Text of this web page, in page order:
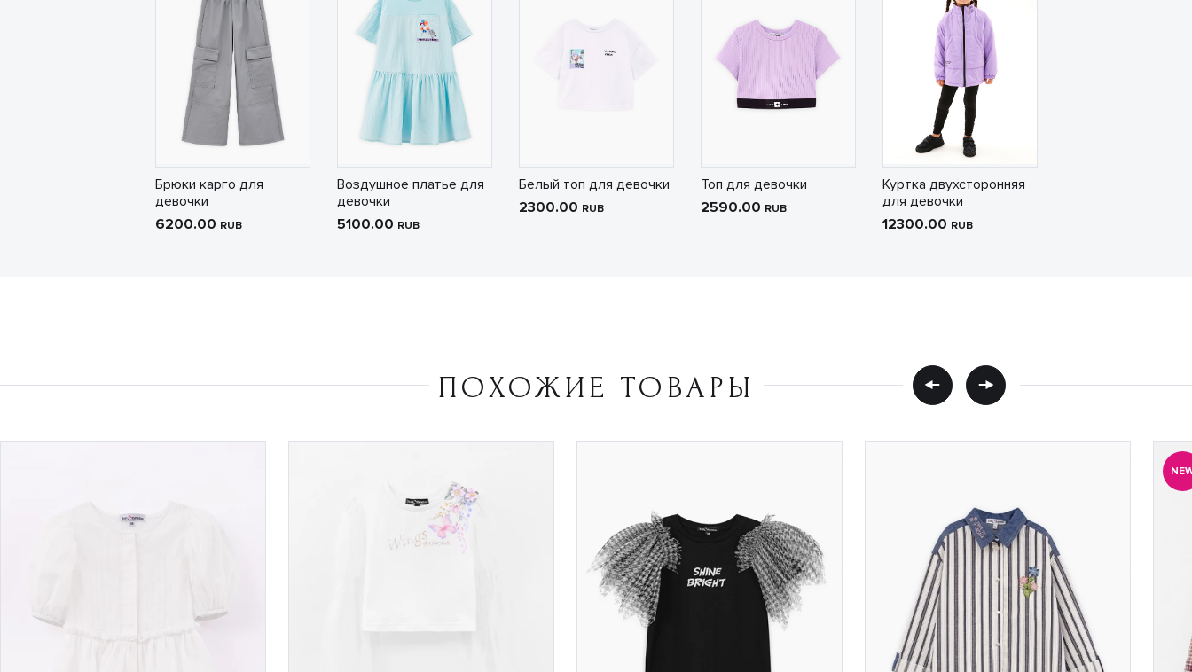
Брюки карго для
девочки
6200.00 RUB
Воздушное платье для
девочки
5100.00 RUB
Белый топ для девочки
2300.00 RUB
Топ для девочки
2590.00 RUB
Куртка двухсторонняя
для девочки
12300.00 RUB
ПОХОЖИЕ ТОВАРЫ